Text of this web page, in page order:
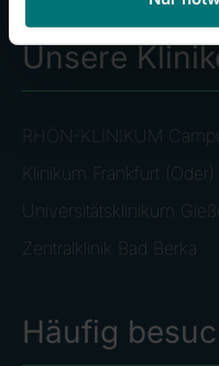
Unsere
RHÖN-KLINIKUM
Klinikum Frankfurt (Oder)
Universitätsklinikum
Zentralklinik Bad Berka
Häufig